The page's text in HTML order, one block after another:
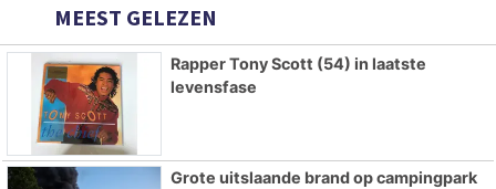
MEEST GELEZEN
Rapper Tony Scott (54) in laatste
levensfase
Grote uitslaande brand op campingpark